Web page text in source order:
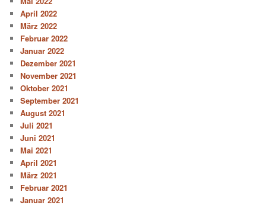
April 2022
März 2022
Februar 2022
Januar 2022
Dezember 2021
November 2021
Oktober 2021
September 2021
August 2021
Juli 2021
Juni 2021
Mai 2021
April 2021
März 2021
Februar 2021
Januar 2021